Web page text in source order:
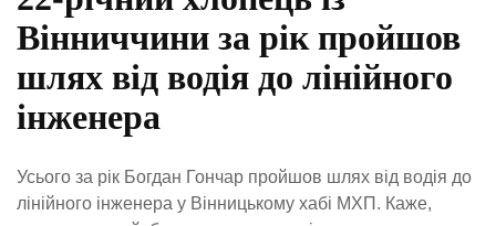
Вінниччини за рік пройшов
шлях від водія до лінійного
інженера
Усього за рік Богдан Гончар пройшов шлях від водія до
лінійного інженера у Вінницькому хабі МХП. Каже,